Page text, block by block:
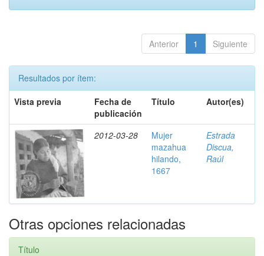
Anterior 1 Siguiente
Resultados por ítem:
Vista previa
Fecha de
publicación
Título Autor(es)
2012-03-28
Mujer
mazahua
hilando,
1667
Estrada
Discua,
Raúl
Otras opciones relacionadas
Título